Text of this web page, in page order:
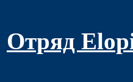
Отряд